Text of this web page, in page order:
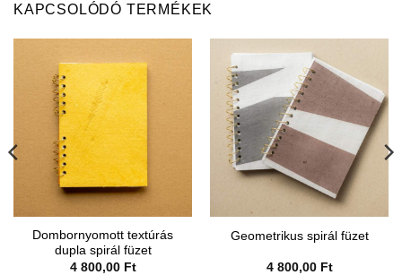
KAPCSOLÓDÓ TERMÉKEK
Dombornyomott textúrás
dupla spirál füzet
4 800,00 Ft
Geometrikus spirál füzet
4 800,00 Ft